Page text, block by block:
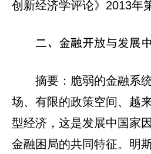
创新经济学评论》2013年
二、金融开放与发展
摘要：脆弱的金融系
场、有限的政策空间、越
型经济，这是发展中国家
金融困局的共同特征。明